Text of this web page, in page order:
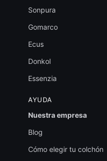
Sonpura
Gomarco
Ecus
Donkol
Essenzia
AYUDA
Nuestra empresa
Blog
Cómo elegir tu colchón